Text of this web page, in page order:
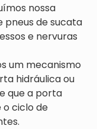
nossa
pneus de sucata
e nervuras
um mecanismo
hidráulica ou
que a porta
ciclo de